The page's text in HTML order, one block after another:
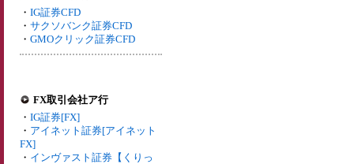
・ IG証券CFD
・ サクソバンク証券CFD
・ GMOクリック証券CFD
FX取引会社ア行
・ IG証券[FX]
・ アイネット証券[アイネット
FX]
・ インヴァスト証券【くりっ